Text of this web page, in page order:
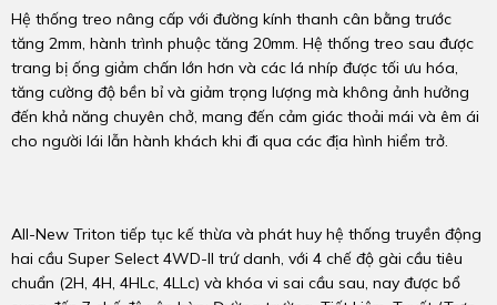
Hệ thống treo nâng cấp với đường kính thanh cân bằng trước
tăng 2mm, hành trình phuộc tăng 20mm. Hệ thống treo sau được
trang bị ống giảm chấn lớn hơn và các lá nhíp được tối ưu hóa,
tăng cường độ bền bỉ và giảm trọng lượng mà không ảnh hưởng
đến khả năng chuyên chở, mang đến cảm giác thoải mái và êm ái
cho người lái lẫn hành khách khi đi qua các địa hình hiểm trở.
All-New Triton tiếp tục kế thừa và phát huy hệ thống truyền động
hai cầu Super Select 4WD-II trứ danh, với 4 chế độ gài cầu tiêu
chuẩn (2H, 4H, 4HLc, 4LLc) và khóa vi sai cầu sau, nay được bổ